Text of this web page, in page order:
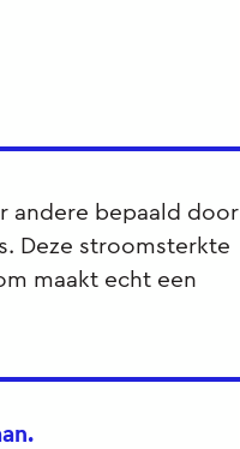
andere bepaald door
Deze stroomsterkte
maakt echt een